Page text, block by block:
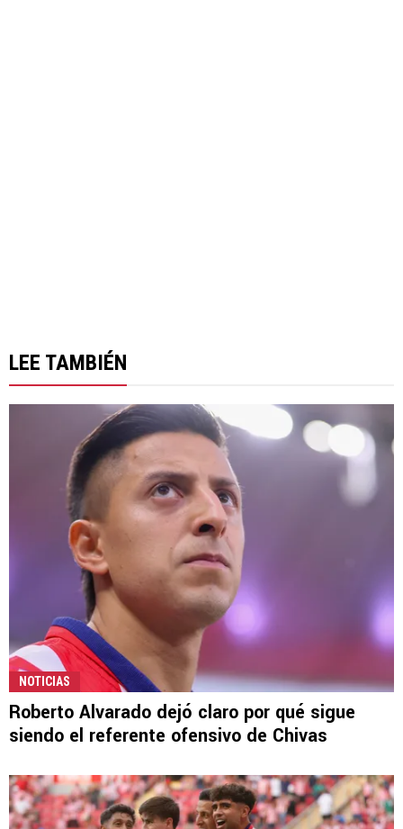
LEE TAMBIÉN
NOTICIAS
Roberto Alvarado dejó claro por qué sigue
siendo el referente ofensivo de Chivas